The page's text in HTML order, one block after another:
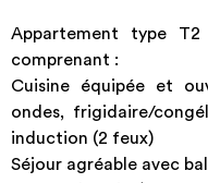
Appartement type T2
comprenant :
Cuisine équipée et
ondes, frigidaire/
induction (2 feux)
Séjour agréable avec